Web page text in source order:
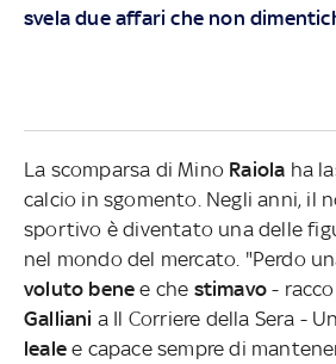
svela due affari che non
La scomparsa di Mino Raiola ha
calcio in sgomento. Negli anni, il
sportivo è diventato una delle
nel mondo del mercato. "Perdo
voluto bene e che stimavo -
Galliani a Il Corriere della Sera -
leale e capace sempre di